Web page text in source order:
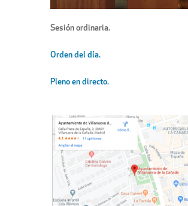
Sesión ordinaria.
Orden del día.
Pleno en directo.